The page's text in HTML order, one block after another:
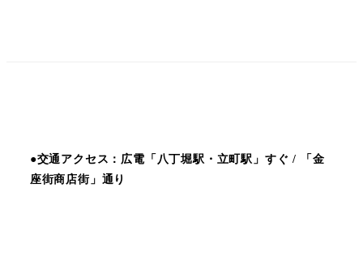
●交通アクセス：広電「八丁堀駅・立町駅」すぐ / 「金
座街商店街」通り